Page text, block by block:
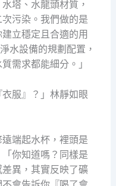
塔、水龍頭材質，
污染。我們做的是
立穩定且合適的用
水設備的規劃配置，
需求都能細分。」
衣服』？」林靜如眼
遠端起水杯，裡頭是
你知道嗎？同樣是
異，其實反映了礦